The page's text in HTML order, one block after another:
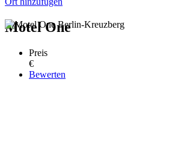
Motel One
Preis
€
Bewerten